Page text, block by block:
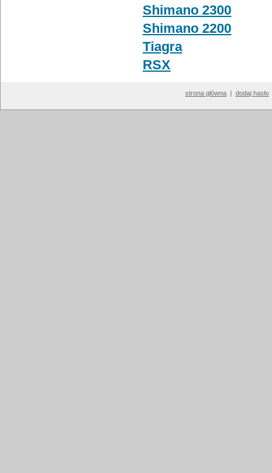
Shimano 2300
Shimano 2200
Tiagra
RSX
strona główna | dodaj hasło